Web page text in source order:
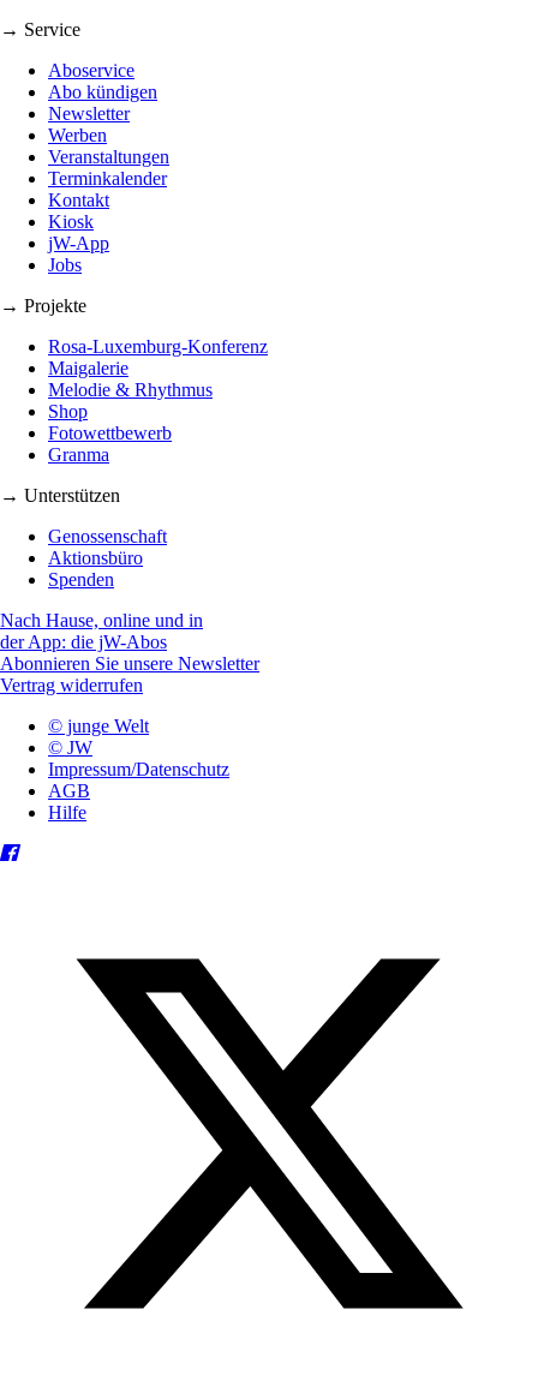
→ Service
Aboservice
Abo kündigen
Newsletter
Werben
Veranstaltungen
Terminkalender
Kontakt
Kiosk
jW-App
Jobs
→ Projekte
Rosa-Luxemburg-Konferenz
Maigalerie
Melodie & Rhythmus
Shop
Fotowettbewerb
Granma
→ Unterstützen
Genossenschaft
Aktionsbüro
Spenden
Nach Hause, online und in
der App: die jW-Abos
Abonnieren Sie unsere Newsletter
Vertrag widerrufen
© junge Welt
© JW
Impressum/Datenschutz
AGB
Hilfe